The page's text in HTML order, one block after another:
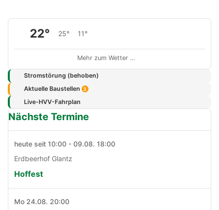
22° 25° 11°
Mehr zum Wetter …
Stromstörung (behoben)
Aktuelle Baustellen 3
Live-HVV-Fahrplan
Nächste Termine
heute seit 10:00 - 09.08. 18:00
Erdbeerhof Glantz
Hoffest
Mo 24.08. 20:00